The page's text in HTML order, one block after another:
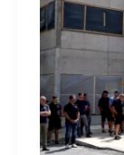
das
neue
Produkt
Technologie
Center
(PTC)
bei FreiLacke